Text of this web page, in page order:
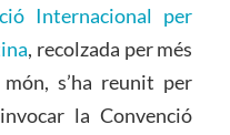
Internacional per
, recolzada per més
s’ha reunit per
la Convenció